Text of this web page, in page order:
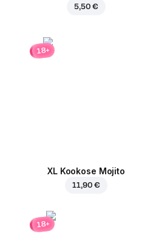
5,50 €
18+
XL Kookose Mojito
11,90 €
18+